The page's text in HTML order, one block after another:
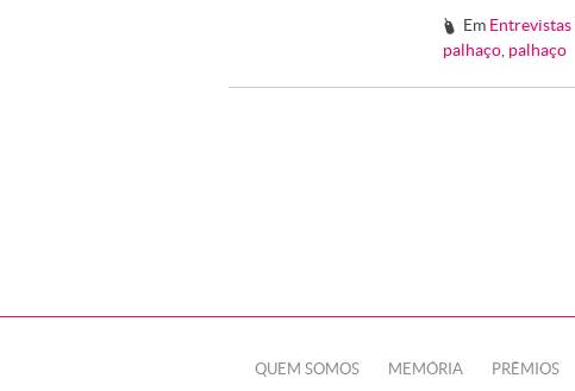
# Em Entrevistas
palhaço palhaço
QUEM SOMOS MEMÓRIA PRÊMIOS